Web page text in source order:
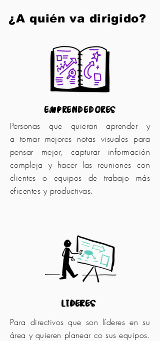
¿A quién va dirigido?
emprendedores
Personas que quieran aprender y
a tomar mejores notas visuales para
pensar mejor, capturar información
compleja y hacer las reuniones con
clientes o equipos de trabajo más
eficentes y productivas.
lideres
Para directivos que son líderes en su
área y quieren planear co sus equipos.